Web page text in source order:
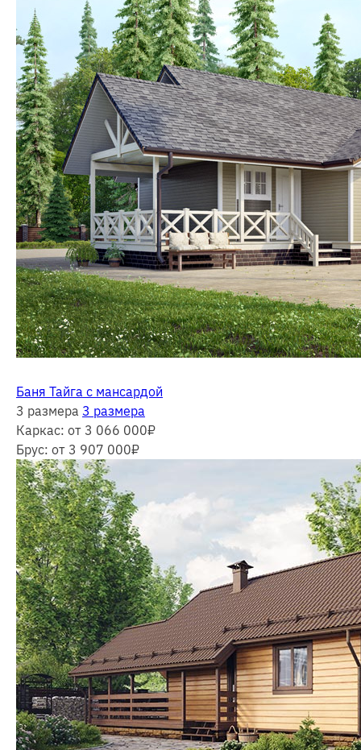
Баня Тайга с мансардой
3 размера 3 размера
Каркас: от 3 066 000₽
Брус: от 3 907 000₽